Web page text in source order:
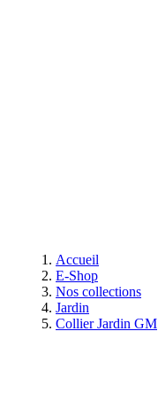
Accueil
E-Shop
Nos collections
Jardin
Collier Jardin GM